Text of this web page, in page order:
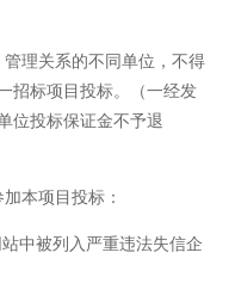
理关系的不同单位，不得
招标项目投标。（一经发
位投标保证金不予退
本项目投标：
站中被列入严重违法失信企